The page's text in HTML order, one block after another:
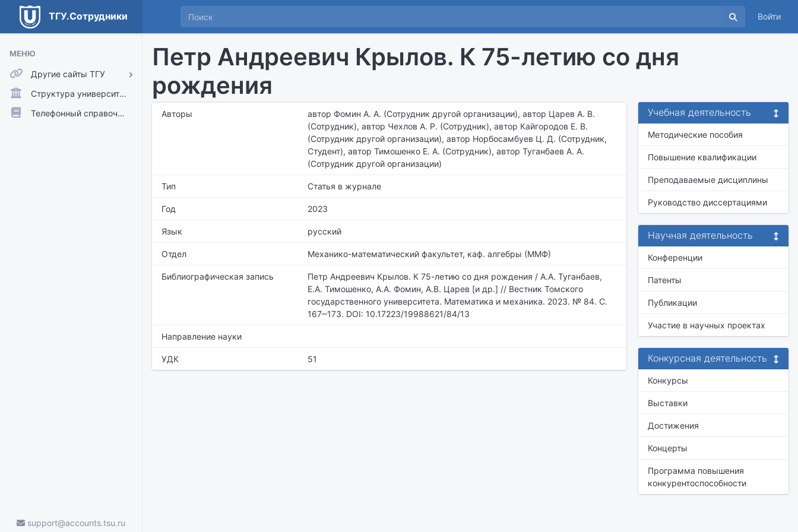
ТГУ.Сотрудники Войти
МЕНЮ
Другие сайты ТГУ
ТГУ.Аккаунты
ТГУ.Расписание
Структура университета
Телефонный справочник
support@accounts.tsu.ru
Петр Андреевич Крылов. К 75-летию со дня
рождения
Авторы
автор Фомин А. А. (Сотрудник другой организации), автор Царев А. В.
(Сотрудник), автор Чехлов А. Р. (Сотрудник), автор Кайгородов Е. В.
(Сотрудник другой организации), автор Норбосамбуев Ц. Д. (Сотрудник,
Студент), автор Тимошенко Е. А. (Сотрудник), автор Туганбаев А. А.
(Сотрудник другой организации)
Тип Статья в журнале
Год 2023
Язык русский
Отдел Механико-математический факультет, каф. алгебры (ММФ)
Библиографическая запись
Петр Андреевич Крылов. К 75-летию со дня рождения / А.А. Туганбаев,
Е.А. Тимошенко, А.А. Фомин, А.В. Царев [и др.] // Вестник Томского
государственного университета. Математика и механика. 2023. № 84. С.
167‒173. DOI: 10.17223/19988621/84/13
Направление науки
УДК 51
Учебная деятельность
Методические пособия
Повышение квалификации
Преподаваемые дисциплины
Руководство диссертациями
Научная деятельность
Конференции
Патенты
Публикации
Участие в научных проектах
Конкурсная деятельность
Конкурсы
Выставки
Достижения
Концерты
Программа повышения
конкурентоспособности